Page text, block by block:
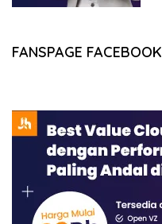
FANSPAGE FACEBOOK